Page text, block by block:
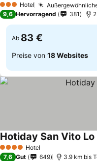
3 SterneHotel
9,6 Hervorragend 381
Ab 83 €
Preise von 18 Websites
4 Sterne Hotel
Hotiday San Vito Lo
7,6 Gut 649 3.9 km bis